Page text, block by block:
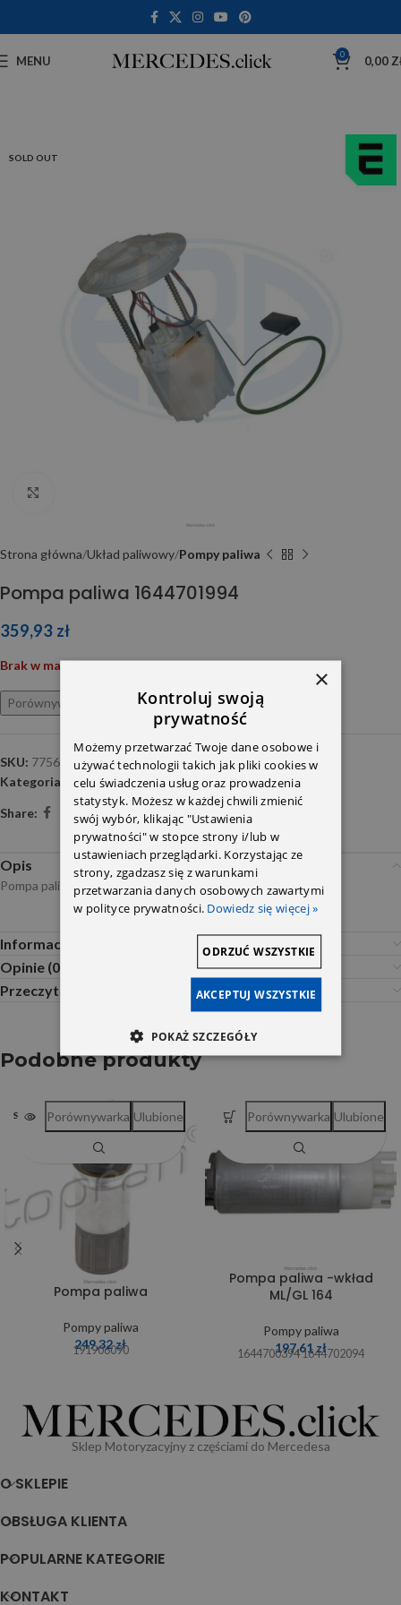
MENU 0 0,00
SOLD OUT
Strona główna Układ paliwowy Pompy paliwa
Pompa paliwa 1644701994
359,93 zł
Brak w magazynie
Porównywarka Ulubione
SKU: 775681A
Kategoria:
Pompy paliwa
Share:
Opis
Pompa paliwa ML W164 4,5 -5,0 1644701994 Era
Informacje dodatkowe
Opinie (0)
Przeczytaj Przed Zakupem
Podobne produkty
SOLD OUT
Pompa paliwa
Pompy paliwa
249,32zł
191906090
Porównywarka Ulubione
Pompa paliwa -wkład
ML/GL 164
Pompy paliwa
197,61 zł
1644700394 1644702094
Porównywarka Ulubione
Sklep Motoryzacyjny z częściami do Mercedesa
O SKLEPIE
OBSŁUGA KLIENTA
POPULARNE KATEGORIE
KONTAKT
×
Kontroluj swoją
prywatność
Możemy przetwarzać Twoje dane osobowe i
używać technologii takich jak pliki cookies w
celu świadczenia usług oraz prowadzenia
statystyk. Możesz w każdej chwili zmienić
swój wybór, klikając "Ustawienia
prywatności" w stopce strony i/lub w
ustawieniach przeglądarki. Korzystając ze
strony, zgadzasz się z warunkami
przetwarzania danych osobowych zawartymi
w polityce prywatności. Dowiedz się więcej »
AKCEPTUJ WSZYSTKIE
ODRZUĆ WSZYSTKIE
POKAŻ SZCZEGÓŁY